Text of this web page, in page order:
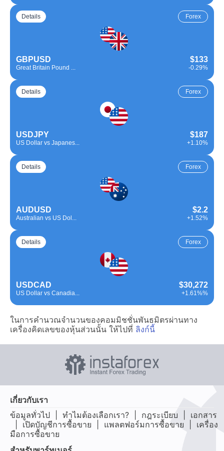
Details Forex
GBPUSD
Great Britain Pound ...
$133
-0.29%
Details Forex
USDJPY
US Dollar vs Japanes...
$187
+1.10%
Details Forex
AUDUSD
Australian vs US Dol...
$2.2
+1.52%
Details Forex
USDCAD
US Dollar vs Canadia...
$30,272
+1.61%%
ในการคำนวณจำนวนของคอมมิชชั่นพันธมิตรผ่านทาง
เครื่องคิดเลขของหุ้นส่วนนั้น ให้ไปที่ ลิงก์นี้
เกี่ยวกับเรา
ข้อมูลทั่วไป
ทำไมต้องเลือกเรา? กฎระเบียบ
เอกสาร
เปิดบัญชีการซื้อขาย แพลตฟอร์มการซื้อขาย
เครื่อง
มือการซื้อขาย